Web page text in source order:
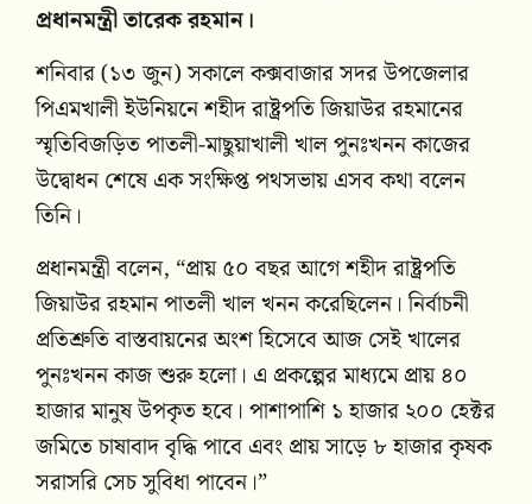
প্রধানমন্ত্রী তারেক রহমান।
শনিবার (১৩ জুন) সকালে কক্সবাজার সদর উপজেলার
পিএমখালী ইউনিয়নে শহীদ রাষ্ট্রপতি জিয়াউর রহমানের
স্মৃতিবিজড়িত পাতলী-মাছুয়াখালী খাল পুনঃখনন কাজের
উদ্বোধন শেষে এক সংক্ষিপ্ত পথসভায় এসব কথা বলেন
তিনি।
প্রধানমন্ত্রী বলেন, “প্রায় ৫০ বছর আগে শহীদ রাষ্ট্রপতি
জিয়াউর রহমান পাতলী খাল খনন করেছিলেন। নির্বাচনী
প্রতিশ্রুতি বাস্তবায়নের অংশ হিসেবে আজ সেই খালের
পুনঃখনন কাজ শুরু হলো। এ প্রকল্পের মাধ্যমে প্রায় ৪০
হাজার মানুষ উপকৃত হবে। পাশাপাশি ১ হাজার ২০০ হেক্টর
জমিতে চাষাবাদ বৃদ্ধি পাবে এবং প্রায় সাড়ে ৮ হাজার কৃষক
সরাসরি সেচ সুবিধা পাবেন।”